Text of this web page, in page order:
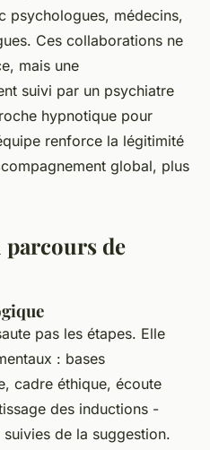
psychologues, médecins,
Ces collaborations ne
mais une
suivi par un psychiatre
hypnotique pour
renforce la légitimité
global, plus
parcours de
pas les étapes. Elle
: bases
cadre éthique, écoute
des inductions -
de la suggestion.